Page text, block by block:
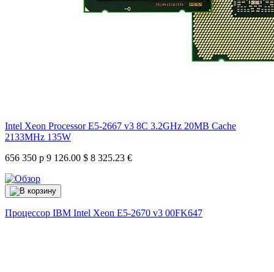
Intel Xeon Processor E5-2667 v3 8C 3.2GHz 20MB Cache
2133MHz 135W
656 350 р 9 126.00 $ 8 325.23 €
Процессор IBM Intel Xeon E5-2670 v3 00FK647